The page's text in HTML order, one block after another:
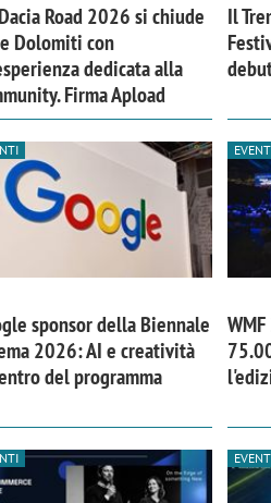
Road 2026 si chiude
Dolomiti con
dedicata alla
Firma Apload
Il
sponsor della Biennale
2026: AI e creatività
del programma
«La creatività resta
amplificare il talento»